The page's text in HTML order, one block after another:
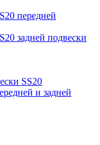
передней
задней подвески
SS20
и задней